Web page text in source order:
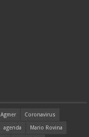
Agmer
Coronavirus
agenda
Mario Rovina